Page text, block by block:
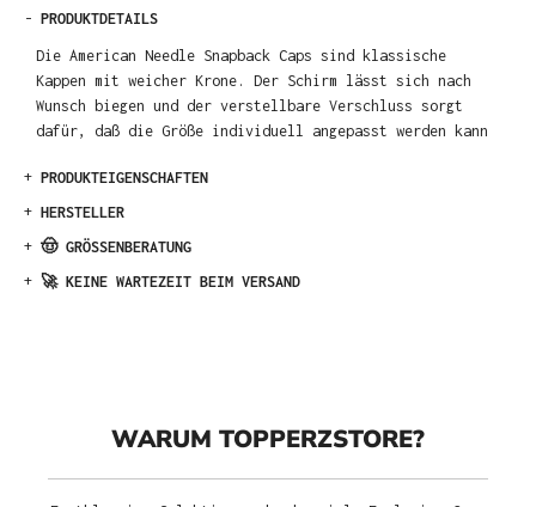
- PRODUKTDETAILS
Die American Needle Snapback Caps sind klassische
Kappen mit weicher Krone. Der Schirm lässt sich nach
Wunsch biegen und der verstellbare Verschluss sorgt
dafür, daß die Größe individuell angepasst werden kann
+ PRODUKTEIGENSCHAFTEN
+ HERSTELLER
+ 🤠 GRÖSSENBERATUNG
+ 🚀 KEINE WARTEZEIT BEIM VERSAND
WARUM TOPPERZSTORE?